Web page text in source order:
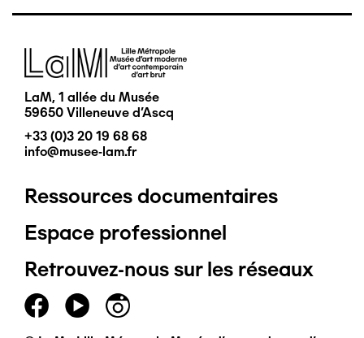
Image
LaM, 1 allée du Musée
59650 Villeneuve d'Ascq
+33 (0)3 20 19 68 68
info@musee-lam.fr
Pied
de
page
principal
Ressources documentaires
Espace professionnel
Retrouvez-nous sur les réseaux